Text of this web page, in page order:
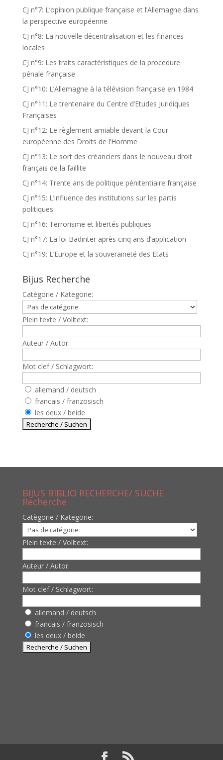
CJ n°7: L’opinion publique française et l’Allemagne dans
la perspective européenne
CJ n°8: La nouvelle décentralisation et les finances
locales
CJ n°9: Les traits caractéristiques de la procedure
pénale française
CJ n°10: L’Allemagne à la télévision française en 1984
CJ n°11: Le trentenaire du Centre d’Etudes Juridiques
Françaises
CJ n°12: Le règlement amiable devant la Cour
européenne des Droits de l’Homme
CJ n°13: Le sort des créanciers dans le nouveau droit
français de la faillite
CJ n°14: Trente ans de politique pénitentiaire française
CJ n°15: L’influence des institutions sur les partis
politiques
CJ n°16: Terrorisme et libertés publiques
CJ n°17: La loi Badinter après cinq ans d’application
CJ n°19: L’Europe et la souveraineté des Etats
Bijus Recherche
Catègorie / Kategorie:
Plein texte / Volltext:
Auteur / Autor:
Mot clef / Schlagwort:
allemand / deutsch
francais / französisch
les deux / beide
BIJUS BIBLIO RECHERCHE/ SUCHE
Recherche
Catègorie / Kategorie:
Plein texte / Volltext:
Auteur / Autor:
Mot clef / Schlagwort:
allemand / deutsch
francais / französisch
les deux / beide